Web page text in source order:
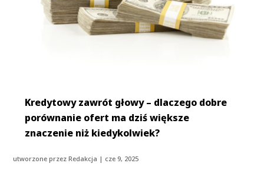
Kredytowy zawrót głowy – dlaczego dobre
porównanie ofert ma dziś większe
znaczenie niż kiedykolwiek?
utworzone przezRedakcja | cze 9, 2025